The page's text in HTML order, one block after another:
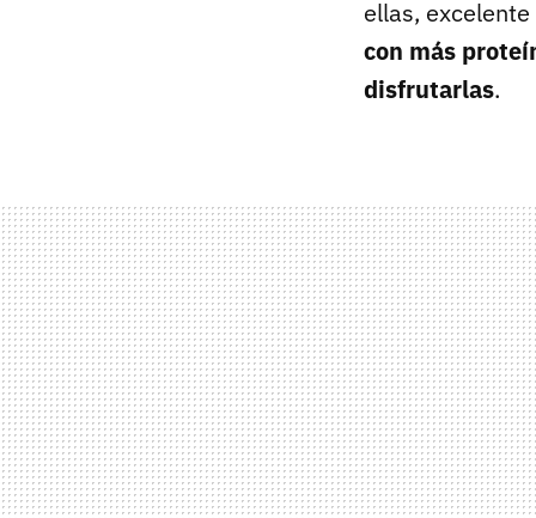
ellas,
con más
disfrutarlas.